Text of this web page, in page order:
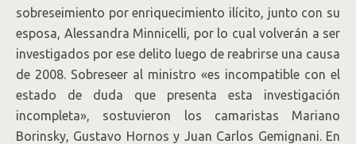
sobreseimiento por enriquecimiento ilícito, junto con su
esposa, Alessandra Minnicelli, por lo cual volverán a ser
investigados por ese delito luego de reabrirse una causa
de 2008. Sobreseer al ministro «es incompatible con el
estado de duda que presenta esta investigación
incompleta», sostuvieron los camaristas Mariano
Borinsky, Gustavo Hornos y Juan Carlos Gemignani. En